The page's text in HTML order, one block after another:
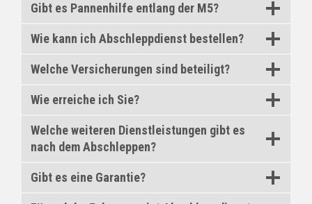
Gibt es Pannenhilfe entlang der M5?
Wie kann ich Abschleppdienst bestellen?
Welche Versicherungen sind beteiligt?
Wie erreiche ich Sie?
Welche weiteren Dienstleistungen gibt es
nach dem Abschleppen?
Gibt es eine Garantie?